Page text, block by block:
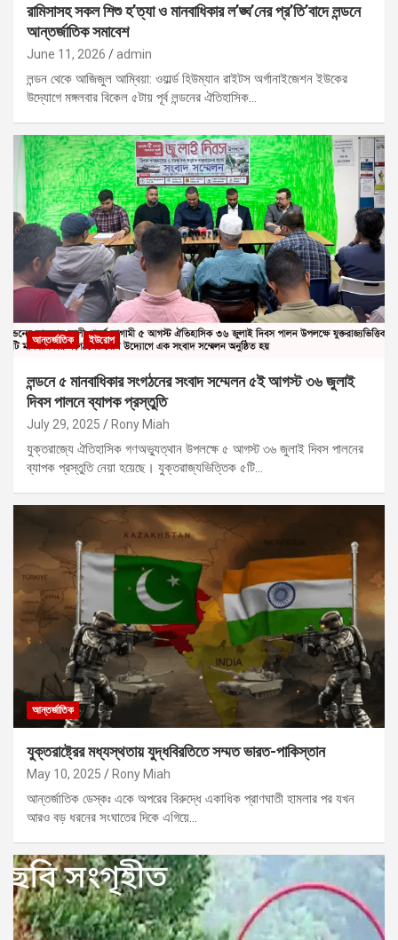
রামিসাসহ সকল শিশু হ’ত্যা ও মানবাধিকার ল’ঙ্ঘ’নের প্র’তি’বাদে লন্ডনে
আন্তর্জাতিক সমাবেশ
June 11, 2026 admin
লন্ডন থেকে আজিজুল আম্বিয়া: ওয়ার্ল্ড হিউম্যান রাইটস অর্গানাইজেশন ইউকের
উদ্যোগে মঙ্গলবার বিকেল ৫টায় পূর্ব লন্ডনের ঐতিহাসিক…
আন্তর্জাতিক ইউরোপ
লন্ডনে ৫ মানবাধিকার সংগঠনের সংবাদ সম্মেলন ৫ই আগস্ট ৩৬ জুলাই
দিবস পালনে ব্যাপক প্রস্তুতি
July 29, 2025 Rony Miah
যুক্তরাজ্যে ঐতিহাসিক গণঅভ্যুত্থান উপলক্ষে ৫ আগস্ট ৩৬ জুলাই দিবস পালনের
ব্যাপক প্রস্তুতি নেয়া হয়েছে। যুক্তরাজ্যভিত্তিক ৫টি…
আন্তর্জাতিক
যুক্তরাষ্ট্রের মধ্যস্থতায় যুদ্ধবিরতিতে সম্মত ভারত-পাকিস্তান
May 10, 2025 Rony Miah
আন্তর্জাতিক ডেস্কঃ একে অপরের বিরুদ্ধে একাধিক প্রাণঘাতী হামলার পর যখন
আরও বড় ধরনের সংঘাতের দিকে এগিয়ে…